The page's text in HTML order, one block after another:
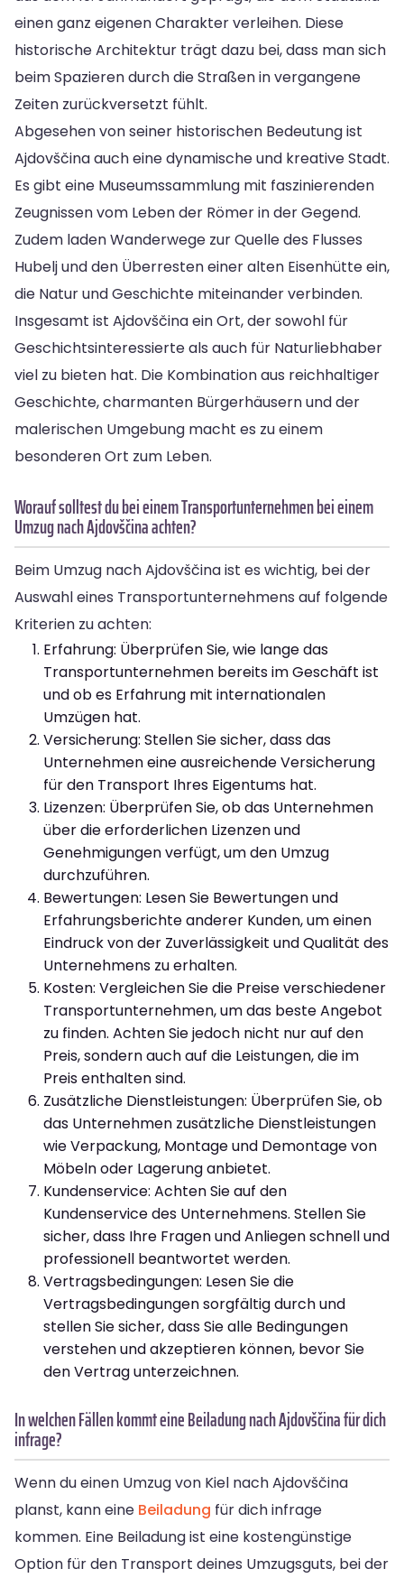
einen ganz eigenen Charakter verleihen. Diese
historische Architektur trägt dazu bei, dass man sich
beim Spazieren durch die Straßen in vergangene
Zeiten zurückversetzt fühlt.
Abgesehen von seiner historischen Bedeutung ist
Ajdovščina auch eine dynamische und kreative Stadt.
Es gibt eine Museumssammlung mit faszinierenden
Zeugnissen vom Leben der Römer in der Gegend.
Zudem laden Wanderwege zur Quelle des Flusses
Hubelj und den Überresten einer alten Eisenhütte ein,
die Natur und Geschichte miteinander verbinden.
Insgesamt ist Ajdovščina ein Ort, der sowohl für
Geschichtsinteressierte als auch für Naturliebhaber
viel zu bieten hat. Die Kombination aus reichhaltiger
Geschichte, charmanten Bürgerhäusern und der
malerischen Umgebung macht es zu einem
besonderen Ort zum Leben.
Worauf solltest du bei einem Transportunternehmen bei einem
Umzug nach Ajdovščina achten?
Beim Umzug nach Ajdovščina ist es wichtig, bei der
Auswahl eines Transportunternehmens auf folgende
Kriterien zu achten:
Erfahrung: Überprüfen Sie, wie lange das
Transportunternehmen bereits im Geschäft ist
und ob es Erfahrung mit internationalen
Umzügen hat.
Versicherung: Stellen Sie sicher, dass das
Unternehmen eine ausreichende Versicherung
für den Transport Ihres Eigentums hat.
Lizenzen: Überprüfen Sie, ob das Unternehmen
über die erforderlichen Lizenzen und
Genehmigungen verfügt, um den Umzug
durchzuführen.
Bewertungen: Lesen Sie Bewertungen und
Erfahrungsberichte anderer Kunden, um einen
Eindruck von der Zuverlässigkeit und Qualität des
Unternehmens zu erhalten.
Kosten: Vergleichen Sie die Preise verschiedener
Transportunternehmen, um das beste Angebot
zu finden. Achten Sie jedoch nicht nur auf den
Preis, sondern auch auf die Leistungen, die im
Preis enthalten sind.
Zusätzliche Dienstleistungen: Überprüfen Sie, ob
das Unternehmen zusätzliche Dienstleistungen
wie Verpackung, Montage und Demontage von
Möbeln oder Lagerung anbietet.
Kundenservice: Achten Sie auf den
Kundenservice des Unternehmens. Stellen Sie
sicher, dass Ihre Fragen und Anliegen schnell und
professionell beantwortet werden.
Vertragsbedingungen: Lesen Sie die
Vertragsbedingungen sorgfältig durch und
stellen Sie sicher, dass Sie alle Bedingungen
verstehen und akzeptieren können, bevor Sie
den Vertrag unterzeichnen.
In welchen Fällen kommt eine Beiladung nach Ajdovščina für dich
infrage?
Wenn du einen Umzug von Kiel nach Ajdovščina
planst, kann eine Beiladung für dich infrage
kommen. Eine Beiladung ist eine kostengünstige
Option für den Transport deines Umzugsguts, bei der